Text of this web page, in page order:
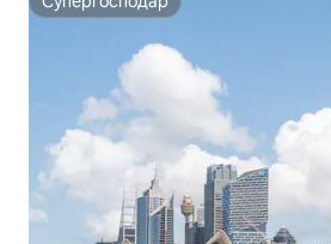
Супергосподар